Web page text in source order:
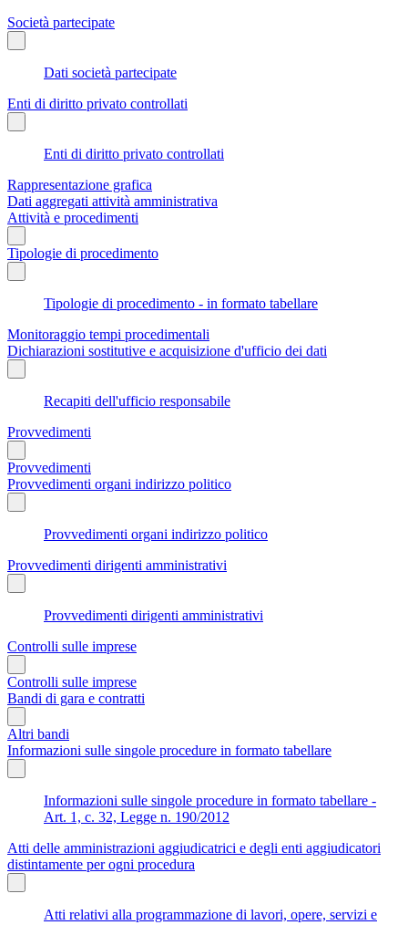
Società partecipate
Dati società partecipate
Enti di diritto privato controllati
Enti di diritto privato controllati
Rappresentazione grafica
Dati aggregati attività amministrativa
Attività e procedimenti
Tipologie di procedimento
Tipologie di procedimento - in formato tabellare
Monitoraggio tempi procedimentali
Dichiarazioni sostitutive e acquisizione d'ufficio dei dati
Recapiti dell'ufficio responsabile
Provvedimenti
Provvedimenti
Provvedimenti organi indirizzo politico
Provvedimenti organi indirizzo politico
Provvedimenti dirigenti amministrativi
Provvedimenti dirigenti amministrativi
Controlli sulle imprese
Controlli sulle imprese
Bandi di gara e contratti
Altri bandi
Informazioni sulle singole procedure in formato tabellare
Informazioni sulle singole procedure in formato tabellare -
Art. 1, c. 32, Legge n. 190/2012
Atti delle amministrazioni aggiudicatrici e degli enti aggiudicatori
distintamente per ogni procedura
Atti relativi alla programmazione di lavori, opere, servizi e